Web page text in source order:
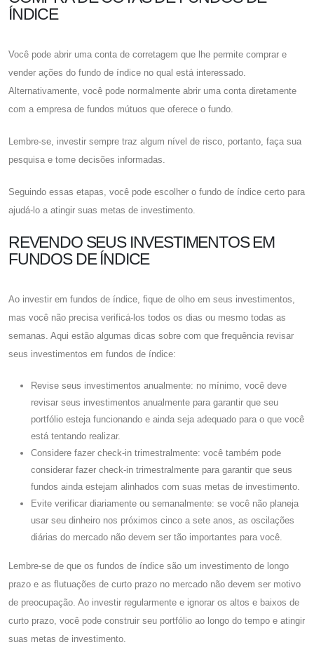
ÍNDICE
Você pode abrir uma conta de corretagem que lhe permite comprar e
vender ações do fundo de índice no qual está interessado.
Alternativamente, você pode normalmente abrir uma conta diretamente
com a empresa de fundos mútuos que oferece o fundo.
Lembre-se, investir sempre traz algum nível de risco, portanto, faça sua
pesquisa e tome decisões informadas.
Seguindo essas etapas, você pode escolher o fundo de índice certo para
ajudá-lo a atingir suas metas de investimento.
REVENDO SEUS INVESTIMENTOS EM
FUNDOS DE ÍNDICE
Ao investir em fundos de índice, fique de olho em seus investimentos,
mas você não precisa verificá-los todos os dias ou mesmo todas as
semanas. Aqui estão algumas dicas sobre com que frequência revisar
seus investimentos em fundos de índice:
Revise seus investimentos anualmente: no mínimo, você deve
revisar seus investimentos anualmente para garantir que seu
portfólio esteja funcionando e ainda seja adequado para o que você
está tentando realizar.
Considere fazer check-in trimestralmente: você também pode
considerar fazer check-in trimestralmente para garantir que seus
fundos ainda estejam alinhados com suas metas de investimento.
Evite verificar diariamente ou semanalmente: se você não planeja
usar seu dinheiro nos próximos cinco a sete anos, as oscilações
diárias do mercado não devem ser tão importantes para você.
Lembre-se de que os fundos de índice são um investimento de longo
prazo e as flutuações de curto prazo no mercado não devem ser motivo
de preocupação. Ao investir regularmente e ignorar os altos e baixos de
curto prazo, você pode construir seu portfólio ao longo do tempo e atingir
suas metas de investimento.